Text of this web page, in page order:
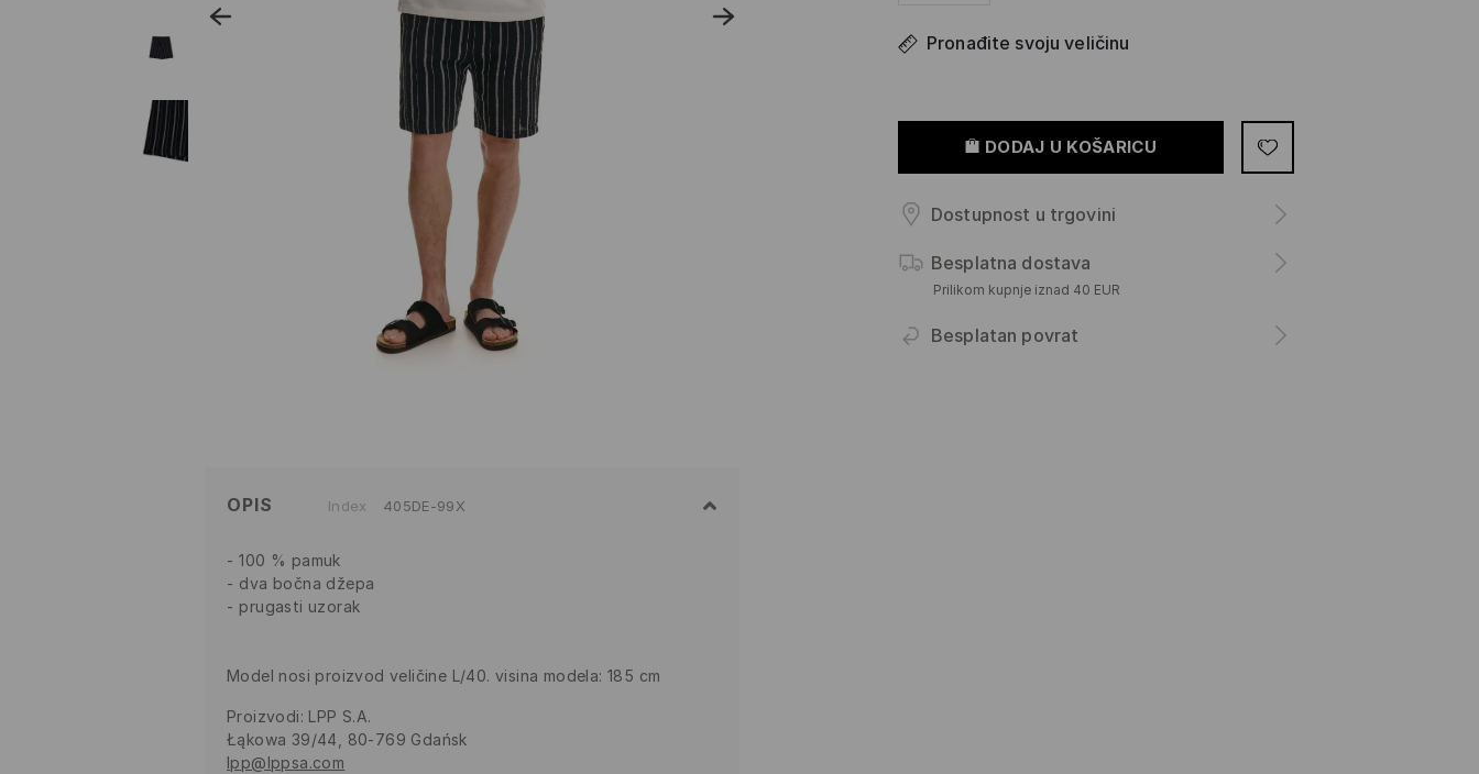
Pronađite svoju veličinu
DODAJ U KOŠARICU
Dostupnost u trgovini
Besplatna dostava
Prilikom kupnje iznad 40 EUR
Besplatan povrat
OPIS Index 405DE-99X
100 % pamuk
dva bočna džepa
prugasti uzorak
Model nosi proizvod veličine L/40. visina modela: 185 cm
Proizvodi: LPP S.A.
Łąkowa 39/44, 80-769 Gdańsk
lpp@lppsa.com